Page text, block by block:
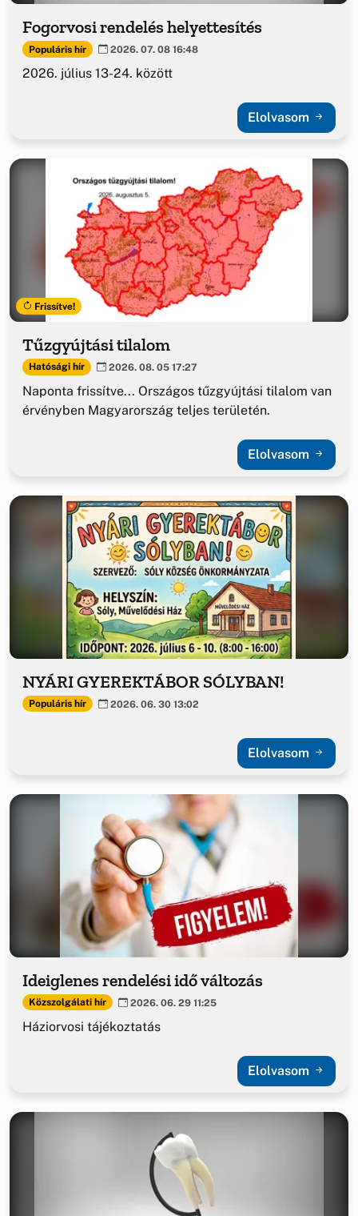
Fogorvosi rendelés helyettesítés
Populáris hír 2026. 07. 08 16:48
2026. július 13-24. között
Elolvasom
Frissítve!
Tűzgyújtási tilalom
Hatósági hír 2026. 08. 05 17:27
Naponta frissítve... Országos tűzgyújtási tilalom van
érvényben Magyarország teljes területén.
Elolvasom
NYÁRI GYEREKTÁBOR SÓLYBAN!
Populáris hír 2026. 06. 30 13:02
Elolvasom
Ideiglenes rendelési idő változás
Közszolgálati hír 2026. 06. 29 11:25
Háziorvosi tájékoztatás
Elolvasom